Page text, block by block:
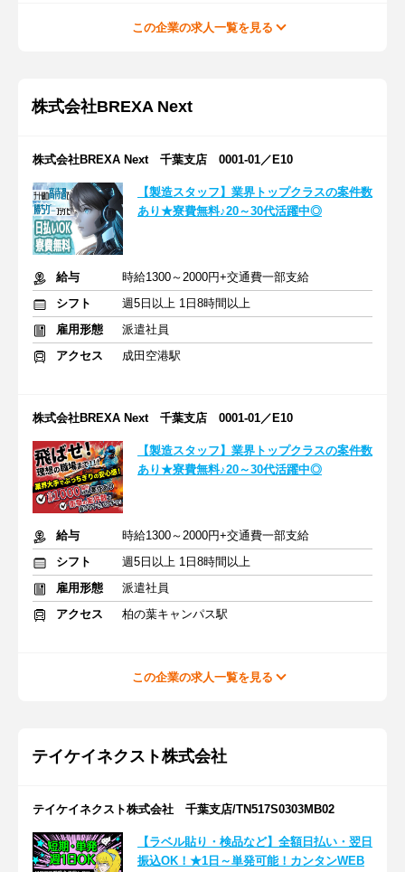
この企業の求人一覧を見る
株式会社BREXA Next
株式会社BREXA Next 千葉支店 0001-01／E10
【製造スタッフ】業界トップクラスの案件数
あり★寮費無料♪20～30代活躍中◎
給与
時給1300～2000円+交通費一部支給
シフト
週5日以上 1日8時間以上
雇用形態
派遣社員
アクセス
成田空港駅
株式会社BREXA Next 千葉支店 0001-01／E10
【製造スタッフ】業界トップクラスの案件数
あり★寮費無料♪20～30代活躍中◎
給与
時給1300～2000円+交通費一部支給
シフト
週5日以上 1日8時間以上
雇用形態
派遣社員
アクセス
柏の葉キャンパス駅
この企業の求人一覧を見る
テイケイネクスト株式会社
テイケイネクスト株式会社 千葉支店/TN517S0303MB02
【ラベル貼り・検品など】全額日払い・翌日
振込OK！★1日～単発可能！カンタンWEB